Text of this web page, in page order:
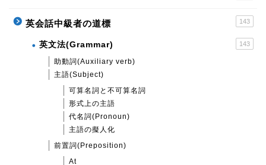
英会話中級者の道標 143
英文法(Grammar) 143
助動詞(Auxiliary verb)
主語(Subject)
可算名詞と不可算名詞
形式上の主語
代名詞(Pronoun)
主語の擬人化
前置詞(Preposition)
At